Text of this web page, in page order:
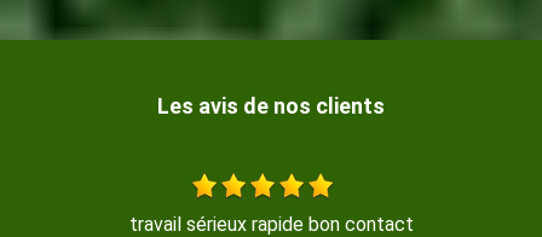
Les avis de nos clients
Travail très propre et soyeux rapide et efficace je